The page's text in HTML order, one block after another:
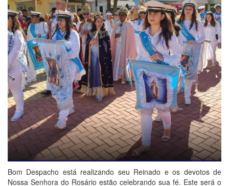
Bom Despacho está realizando seu Reinado e os devotos de
Nossa Senhora do Rosário estão celebrando sua fé. Este será o